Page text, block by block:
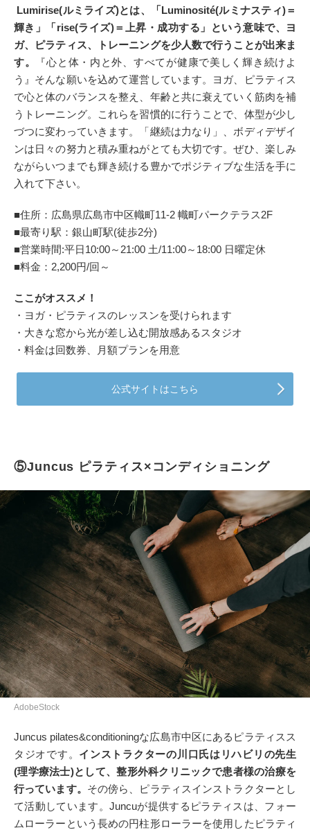
Lumirise(ルミライズ)とは、「Luminosité(ルミナスティ)＝
輝き」「rise(ライズ)＝上昇・成功する」という意味で、ヨ
ガ、ピラティス、トレーニングを少人数で行うことが出来ま
す。
『心と体・内と外、すべてが健康で美しく輝き続けよ
う』そんな願いを込めて運営しています。ヨガ、ピラティス
で心と体のバランスを整え、年齢と共に衰えていく筋肉を補
うトレーニング。これらを習慣的に行うことで、体型が少し
づつに変わっていきます。「継続は力なり」、ボディデザイ
ンは日々の努力と積み重ねがとても大切です。ぜひ、楽しみ
ながらいつまでも輝き続ける豊かでポジティブな生活を手に
入れて下さい。
■住所：広島県広島市中区幟町11-2 幟町パークテラス2F
■最寄り駅：銀山町駅(徒歩2分)
■営業時間:平日10:00～21:00 土/11:00～18:00 日曜定休
■料金：2,200円/回～
ここがオススメ！
・ヨガ・ピラティスのレッスンを受けられます
・大きな窓から光が差し込む開放感あるスタジオ
・料金は回数券、月額プランを用意
公式サイトはこちら
⑤Juncus ピラティス×コンディショニング
AdobeStock
Juncus pilates&conditioningな広島市中区にあるピラティスス
タジオです。 インストラクターの川口氏はリハビリの先生
(理学療法士)として、整形外科クリニックで患者様の治療を
行っています。 その傍ら、ピラティスインストラクターとし
て活動しています。Juncuが提供するピラティスは、フォー
ムローラーという長めの円柱形ローラーを使用したピラティ